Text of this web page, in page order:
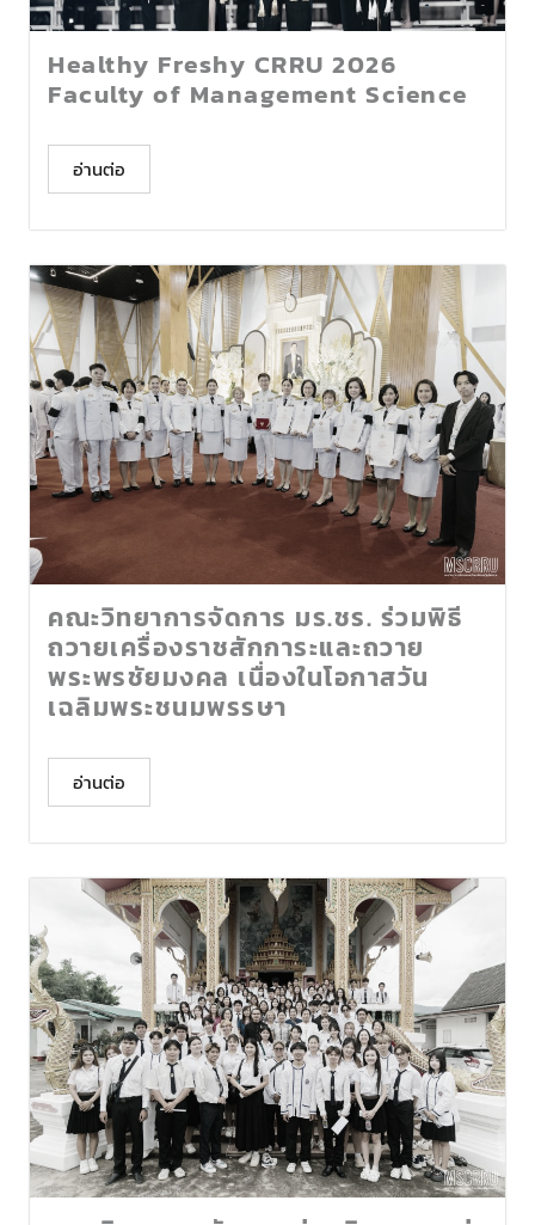
Healthy Freshy CRRU 2026
Faculty of Management Science
อ่านต่อ
คณะวิทยาการจัดการ มร.ชร. ร่วมพิธี
ถวายเครื่องราชสักการะและถวาย
พระพรชัยมงคล เนื่องในโอกาสวัน
เฉลิมพระชนมพรรษา
อ่านต่อ